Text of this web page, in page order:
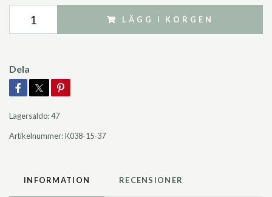
LÄGG I KORGEN
Dela
Lagersaldo:47
Artikelnummer:K038-15-37
INFORMATION RECENSIONER